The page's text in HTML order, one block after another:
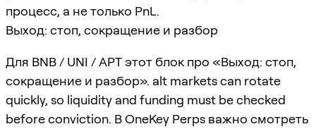
процесс, а не только PnL.
Выход: стоп, сокращение и разбор
Для BNB / UNI / APT этот блок про «Выход: стоп,
сокращение и разбор». alt markets can rotate
quickly, so liquidity and funding must be checked
before conviction. В OneKey Perps важно смотреть